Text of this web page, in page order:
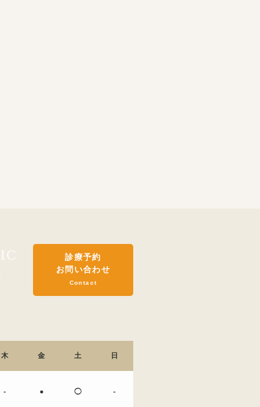
診療予約
お問い合わせ
Contact
木 金 土 日
- ● ◯ -